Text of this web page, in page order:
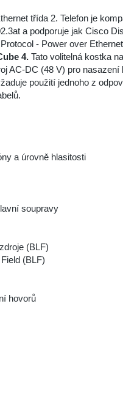
třída 2. Telefon je
a podporuje jak Cisco
- Power over
4. Tato volitelná kostka
AC-DC (48 V) pro nasazení
použití jednoho z
a úrovně hlasitosti
soupravy
(BLF)
(BLF)
hovorů